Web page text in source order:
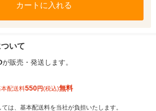
カートに入れる
いて
が販売・発送します。
配送料550円(税込)無料
は、基本配送料を当社が負担いたします。